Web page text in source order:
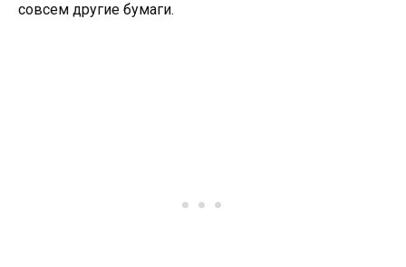
совсем другие бумаги.